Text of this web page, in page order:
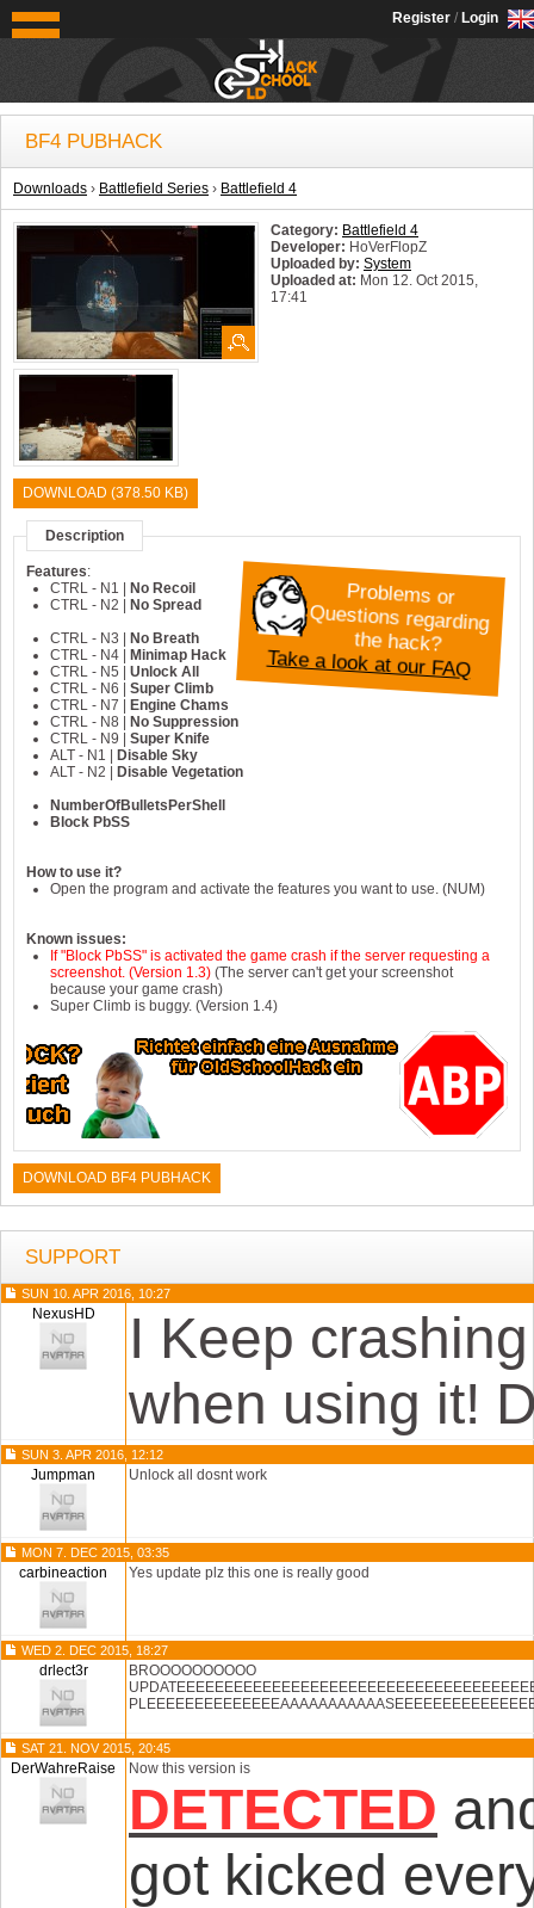
OldSchoolHack
Register / Login
BF4 PUBHACK
Downloads › Battlefield Series › Battlefield 4
Category: Battlefield 4
Developer: HoVerFlopZ
Uploaded by: System
Uploaded at: Mon 12. Oct 2015,
17:41
DOWNLOAD (378.50 KB)
Description
Problem
s or Q
uestions regarding the hack?
Take a look at our FAQ
Features:
CTRL - N1 |
No Recoil
CTRL - N2 |
No Spread
CTRL - N3 |
No Breath
CTRL - N4 |
Minimap Hack
CTRL - N5 | Unlock All
CTRL - N6 | Super Climb
CTRL - N7 |
Engine Chams
CTRL - N8 |
No Suppression
CTRL - N9 | Super Knife
ALT - N1 |
Disable Sky
ALT - N2 |
Disable Vegetation
NumberOfBulletsPerShell
Block PbSS
How to use it?
Open the program and activate the features you want to use. (NUM)
Known issues:
If "Block PbSS" is activated the game crash if the server requesting a
screenshot. (Version 1.3) (The server can't get your screenshot
because your game crash)
Super Climb is buggy. (Version 1.4)
DOWNLOAD BF4 PUBHACK
SUPPORT
SUN 10. APR 2016, 10:27
NexusHD
I Keep crashing
when using it!
SUN 3. APR 2016, 12:12
Jumpman Unlock all dosnt work
MON 7. DEC 2015, 03:35
carbineaction Yes update plz this one is really good
WED 2. DEC 2015, 18:27
drlect3r
BROOOOOOOOOO
SAT 21. NOV 2015, 20:45
DerWahreRaise Now this version is
DETECTED
got kicked